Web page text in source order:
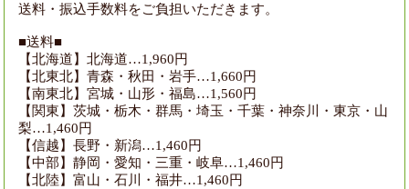
送料・振込手数料をご負担いただきます。
■送料■
【北海道】北海道…1,960円
【北東北】青森・秋田・岩手…1,660円
【南東北】宮城・山形・福島…1,560円
【関東】茨城・栃木・群馬・埼玉・千葉・神奈川・東京・山
梨…1,460円
【信越】長野・新潟…1,460円
【中部】静岡・愛知・三重・岐阜…1,460円
【北陸】富山・石川・福井…1,460円